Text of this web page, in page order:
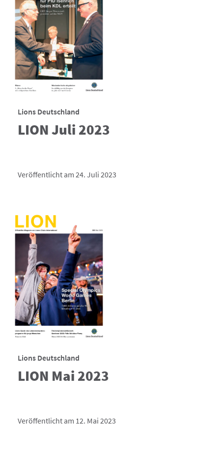
Lions Deutschland
LION Juli 2023
Veröffentlicht am 24. Juli 2023
Lions Deutschland
LION Mai 2023
Veröffentlicht am 12. Mai 2023